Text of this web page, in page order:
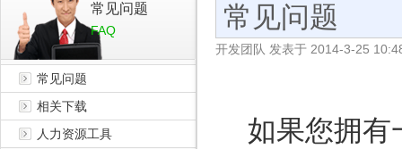
常见问题
FAQ
常见问题
相关下载
人力资源工具
常见问题
开发团队 发表于 2014-3-25
如果您拥有